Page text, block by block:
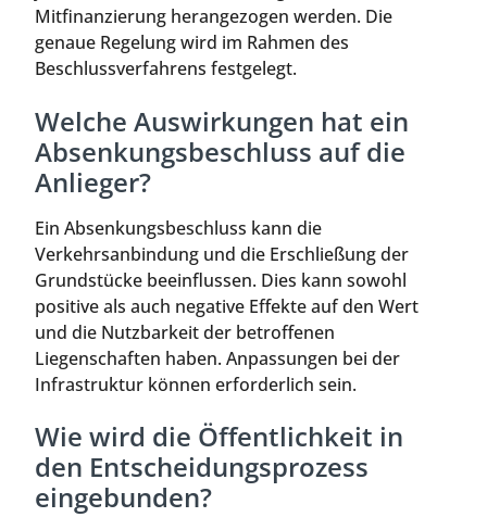
Mitfinanzierung herangezogen werden. Die
genaue Regelung wird im Rahmen des
Beschlussverfahrens festgelegt.
Welche Auswirkungen hat ein
Absenkungsbeschluss auf die
Anlieger?
Ein Absenkungsbeschluss kann die
Verkehrsanbindung und die Erschließung der
Grundstücke beeinflussen. Dies kann sowohl
positive als auch negative Effekte auf den Wert
und die Nutzbarkeit der betroffenen
Liegenschaften haben. Anpassungen bei der
Infrastruktur können erforderlich sein.
Wie wird die Öffentlichkeit in
den Entscheidungsprozess
eingebunden?